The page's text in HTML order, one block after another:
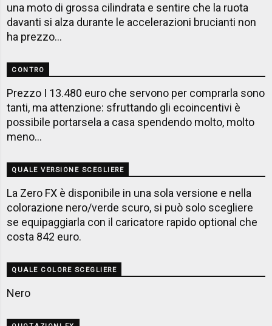
una moto di grossa cilindrata e sentire che la ruota
davanti si alza durante le accelerazioni brucianti non
ha prezzo...
CONTRO
Prezzo I 13.480 euro che servono per comprarla sono
tanti, ma attenzione: sfruttando gli ecoincentivi è
possibile portarsela a casa spendendo molto, molto
meno...
QUALE VERSIONE SCEGLIERE
La Zero FX è disponibile in una sola versione e nella
colorazione nero/verde scuro, si può solo scegliere
se equipaggiarla con il caricatore rapido optional che
costa 842 euro.
QUALE COLORE SCEGLIERE
Nero